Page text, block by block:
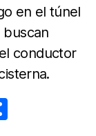
en el túnel
buscan
conductor